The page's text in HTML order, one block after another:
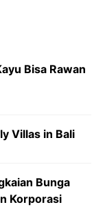
Bisa Rawan
Villas in Bali
Bunga
Korporasi